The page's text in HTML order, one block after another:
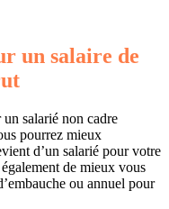
un salaire de
salarié non cadre
pourrez mieux
d’un salarié pour votre
de mieux vous
ou annuel pour